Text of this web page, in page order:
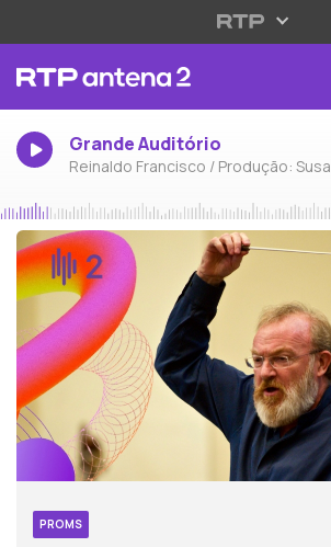
Grande Auditório
Reinaldo Francisco / Produção:
PROMS